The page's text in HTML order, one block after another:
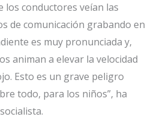
los conductores veían las
de comunicación grabando en
es muy pronunciada y,
animan a elevar la velocidad
Esto es un grave peligro
todo, para los niños”, ha